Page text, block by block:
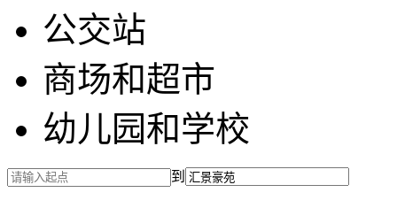
公交站
商场和超市
幼儿园和学校
到